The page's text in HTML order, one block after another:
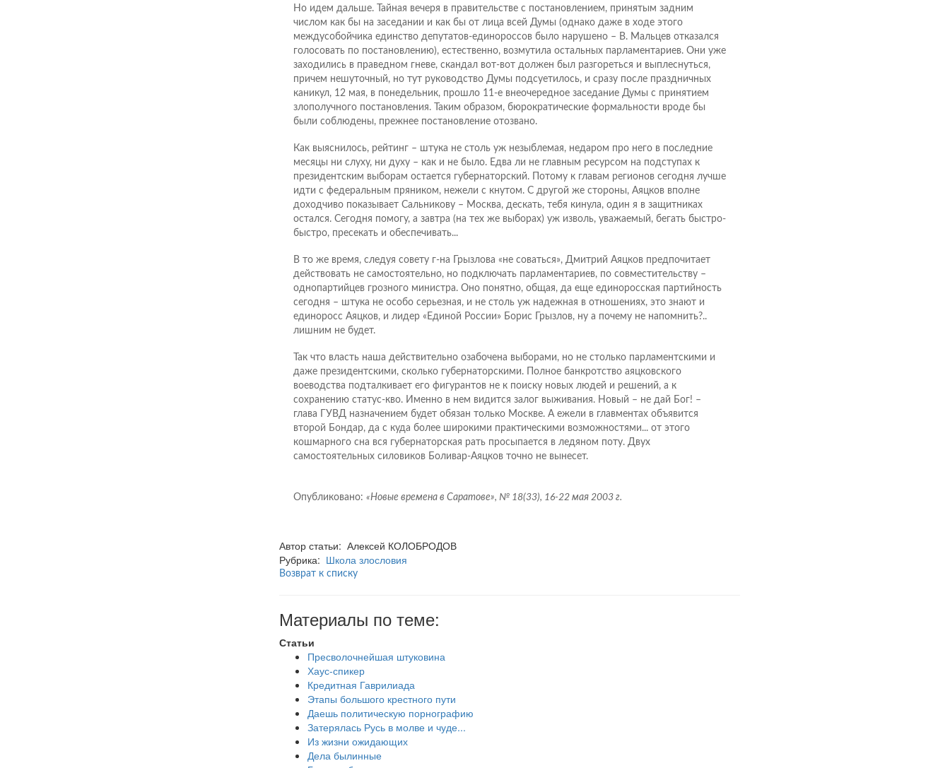
Но идем дальше. Тайная вечеря в правительстве с постановлением, принятым задним
числом как бы на заседании и как бы от лица всей Думы (однако даже в ходе этого
междусобойчика единство депутатов-единороссов было нарушено – В. Мальцев отказался
голосовать по постановлению), естественно, возмутила остальных парламентариев. Они уже
заходились в праведном гневе, скандал вот-вот должен был разгореться и выплеснуться,
причем нешуточный, но тут руководство Думы подсуетилось, и сразу после праздничных
каникул, 12 мая, в понедельник, прошло 11-е внеочередное заседание Думы с принятием
злополучного постановления. Таким образом, бюрократические формальности вроде бы
были соблюдены, прежнее постановление отозвано.
Как выяснилось, рейтинг – штука не столь уж незыблемая, недаром про него в последние
месяцы ни слуху, ни духу – как и не было. Едва ли не главным ресурсом на подступах к
президентским выборам остается губернаторский. Потому к главам регионов сегодня лучше
идти с федеральным пряником, нежели с кнутом. С другой же стороны, Аяцков вполне
доходчиво показывает Сальникову – Москва, дескать, тебя кинула, один я в защитниках
остался. Сегодня помогу, а завтра (на тех же выборах) уж изволь, уважаемый, бегать быстро-
быстро, пресекать и обеспечивать...
В то же время, следуя совету г-на Грызлова «не соваться», Дмитрий Аяцков предпочитает
действовать не самостоятельно, но подключать парламентариев, по совместительству –
однопартийцев грозного министра. Оно понятно, общая, да еще единоросская партийность
сегодня – штука не особо серьезная, и не столь уж надежная в отношениях, это знают и
единоросс Аяцков, и лидер «Единой России» Борис Грызлов, ну а почему не напомнить?..
лишним не будет.
Так что власть наша действительно озабочена выборами, но не столько парламентскими и
даже президентскими, сколько губернаторскими. Полное банкротство аяцковского
воеводства подталкивает его фигурантов не к поиску новых людей и решений, а к
сохранению статус-кво. Именно в нем видится залог выживания. Новый – не дай Бог! –
глава ГУВД назначением будет обязан только Москве. А ежели в главментах объявится
второй Бондар, да с куда более широкими практическими возможностями... от этого
кошмарного сна вся губернаторская рать просыпается в ледяном поту. Двух
самостоятельных силовиков Боливар-Аяцков точно не вынесет.
Опубликовано: «Новые времена в Саратове», № 18(33), 16-22 мая 2003 г.
Автор статьи: Алексей КОЛОБРОДОВ
Рубрика: Школа злословия
Возврат к списку
Материалы по теме:
Статьи
Пресволочнейшая штуковина
Хаус-спикер
Кредитная Гаврилиада
Этапы большого крестного пути
Даешь политическую порнографию
Затерялась Русь в молве и чуде...
Из жизни ожидающих
Дела былинные